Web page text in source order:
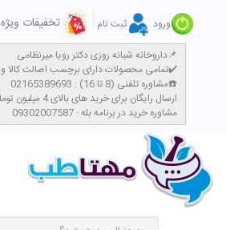
ورود ثبت نام تخفیفات ویژه
داروخانه شبانه روزی دکتر رویا میرنظامی📌
تمامی محصولات دارای برچسب اصالت کالا و سیب سلامت میباشند✔️
مشاوره تلفنی (8 تا 16) : 02165389693☎️
​ارسال رایگان برای خرید های بالای 4 میلیون تومان با پست پیشتاز
مشاوره خرید در برنامه بله : 09302007587